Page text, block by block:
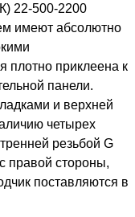
22-500-2200
имеют абсолютно
плотно приклеена к
панели.
и верхней
четырех
резьбой G
правой стороны,
поставляются в